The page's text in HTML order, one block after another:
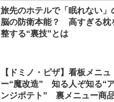
旅先のホテルで「眠れない」
脳の防衛本能？ 高すぎる枕
整する“裏技”とは
【ドミノ・ピザ】看板メニュ
ー“魔改造” 知る人ぞ知る“
ンジポテト” 裏メニュー商